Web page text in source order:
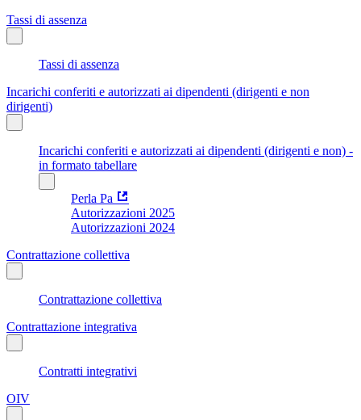
Tassi di assenza
Tassi di assenza
Incarichi conferiti e autorizzati ai dipendenti (dirigenti e non
dirigenti)
Incarichi conferiti e autorizzati ai dipendenti (dirigenti e non) -
in formato tabellare
Perla Pa
Autorizzazioni 2025
Autorizzazioni 2024
Contrattazione collettiva
Contrattazione collettiva
Contrattazione integrativa
Contratti integrativi
OIV